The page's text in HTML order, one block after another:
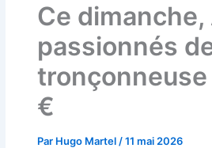
Ce
passionnés
€
Par Hugo Martel /11 mai 2026